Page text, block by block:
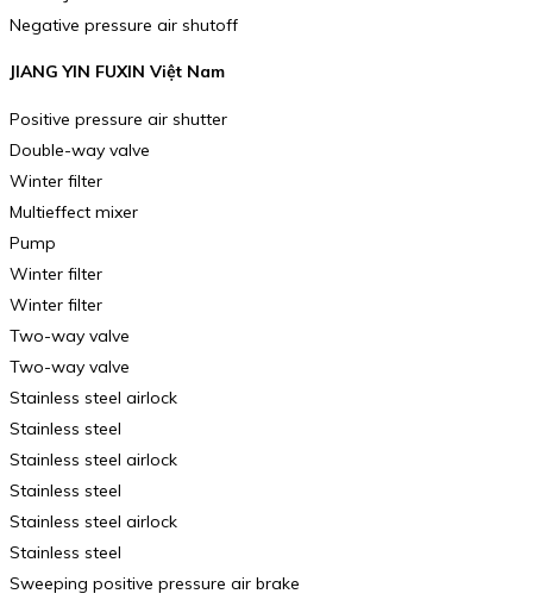
Negative pressure air shutoff
JIANG YIN FUXIN Việt Nam
Positive pressure air shutter
Double-way valve
Winter filter
Multieffect mixer
Pump
Winter filter
Winter filter
Two-way valve
Two-way valve
Stainless steel airlock
Stainless steel
Stainless steel airlock
Stainless steel
Stainless steel airlock
Stainless steel
Sweeping positive pressure air brake